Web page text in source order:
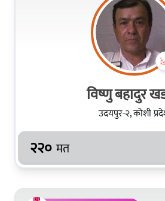
विष्णु बहादुर
उदयपुर-२, कोशी
२२० मत